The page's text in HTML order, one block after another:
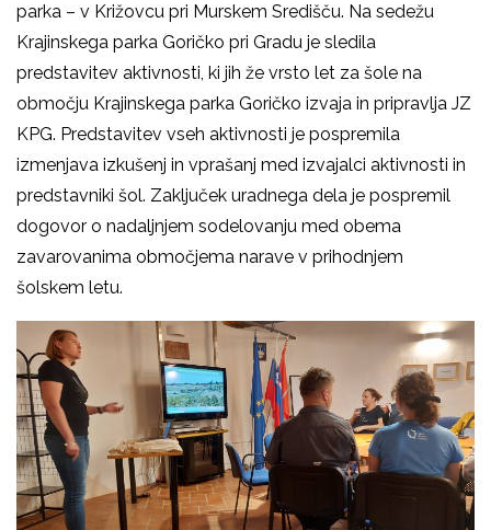
parka – v Križovcu pri Murskem Središču. Na sedežu
Krajinskega parka Goričko pri Gradu je sledila
predstavitev aktivnosti, ki jih že vrsto let za šole na
območju Krajinskega parka Goričko izvaja in pripravlja JZ
KPG. Predstavitev vseh aktivnosti je pospremila
izmenjava izkušenj in vprašanj med izvajalci aktivnosti in
predstavniki šol. Zaključek uradnega dela je pospremil
dogovor o nadaljnjem sodelovanju med obema
zavarovanima območjema narave v prihodnjem
šolskem letu.